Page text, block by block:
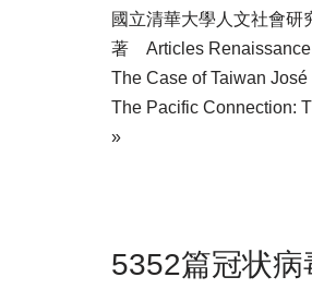
國立清華大學人文社會研
著 Articles Renaissance
The Case of Taiwan
The Pacific Connection:
»
5352篇冠状病